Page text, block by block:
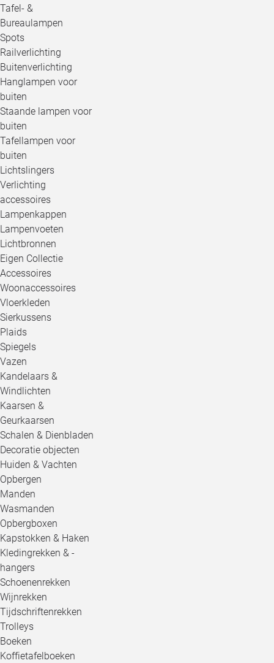
Tafel- &
Bureaulampen
Spots
Railverlichting
Buitenverlichting
Hanglampen voor
buiten
Staande lampen voor
buiten
Tafellampen voor
buiten
Lichtslingers
Verlichting
accessoires
Lampenkappen
Lampenvoeten
Lichtbronnen
Eigen Collectie
Accessoires
Woonaccessoires
Vloerkleden
Sierkussens
Plaids
Spiegels
Vazen
Kandelaars &
Windlichten
Kaarsen &
Geurkaarsen
Schalen & Dienbladen
Decoratie objecten
Huiden & Vachten
Opbergen
Manden
Wasmanden
Opbergboxen
Kapstokken & Haken
Kledingrekken & -
hangers
Schoenenrekken
Wijnrekken
Tijdschriftenrekken
Trolleys
Boeken
Koffietafelboeken